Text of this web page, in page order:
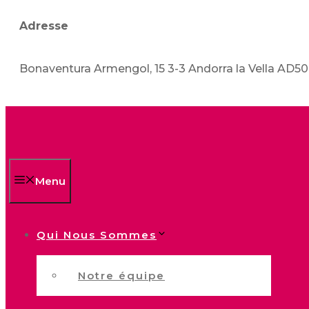
Adresse
Bonaventura Armengol, 15 3-3 Andorra la Vella
Menu
Qui Nous Sommes
Notre équipe